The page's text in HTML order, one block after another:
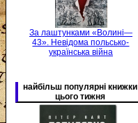
За лаштунками «Волині—
43». Невідома польсько-
українська війна
найбільш популярні книжки
цього тижня